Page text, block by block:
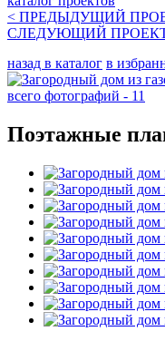
< ПРЕДЫДУЩИЙ
СЛЕДУЮЩИЙ
назад в каталог в
всего фотографий - 11
Поэтажные